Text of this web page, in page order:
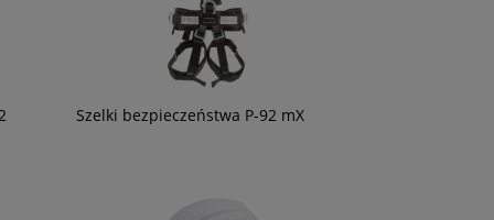
Szelki bezpieczeństwa P-92 mX